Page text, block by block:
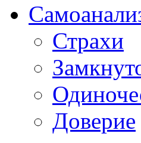
Страхи
Доверие